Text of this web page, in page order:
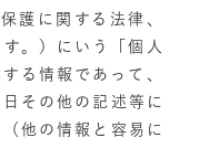
護に関する法律、
。）にいう「個人
る情報であって、
その他の記述等に
他の情報と容易に